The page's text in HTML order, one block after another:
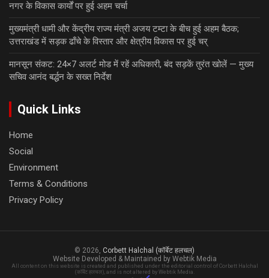
नगर के विकास कार्यों पर हुई अहम चर्चा
मुख्यमंत्री धामी और केंद्रीय राज्य मंत्री अजय टम्टा के बीच हुई अहम बैठक;
उत्तराखंड में सड़क ढाँचे के विस्तार और क्षेत्रीय विकास पर हुई चर्
मानसून संकट: 24×7 अलर्ट मोड में रहें अधिकारी, बंद सड़कें तुरंत खोलें — मुख्य
सचिव आनंद बर्द्धन के सख्त निर्देश
Quick Links
Home
Social
Environment
Terms & Conditions
Privacy Policy
© 2026, Corbett Halchal (कॉर्बेट हलचल)
Website Developed & Maintained by Webtik Media
All content on this website is created and published under the editorial control of Corbett Halchal
(कॉर्बेट हलचल), and is not altered by Webtik Media.